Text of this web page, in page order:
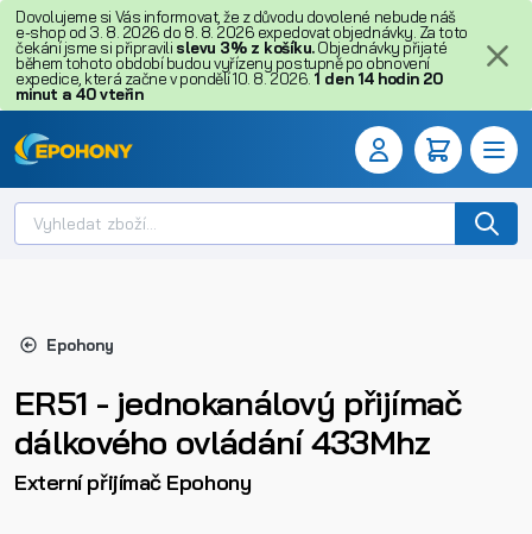
Dovolujeme si Vás informovat, že z důvodu dovolené nebude náš
e-shop od 3. 8. 2026 do 8. 8. 2026 expedovat objednávky. Za toto
čekání jsme si připravili slevu 3% z košíku.Objednávky přijaté
během tohoto období budou vyřízeny postupně po obnovení
expedice, která začne v pondělí 10. 8. 2026. 1 den 14 hodin 20
minut a 39 vteřin
Epohony
ER51 - jednokanálový přijímač
dálkového ovládání 433Mhz
Externí přijímač Epohony